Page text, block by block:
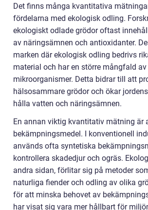
Det finns många kvantitativa
fördelarna med ekologisk odling.
ekologiskt odlade grödor oftast
av näringsämnen och antioxidanter.
marken där ekologisk odling bedrivs
material och har en större mångfald av
mikroorganismer. Detta bidrar till att
hälsosammare grödor och ökar
hålla vatten och näringsämnen.
En annan viktig kvantitativ mätning är
bekämpningsmedel. I konventionell
används ofta syntetiska
kontrollera skadedjur och ogräs.
andra sidan, förlitar sig på metoder
naturliga fiender och odling av olika
för att minska behovet av
har visat sig vara mer hållbart för